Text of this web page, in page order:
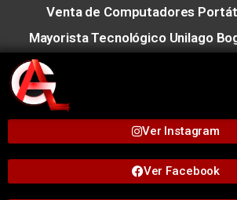
Venta de Computadores
Mayorista Tecnológico Unilago
Ver Instagram
Ver Facebook